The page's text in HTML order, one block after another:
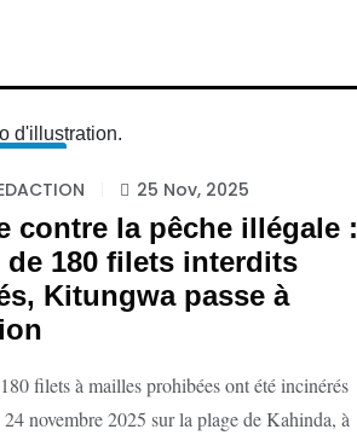
25 Nov, 2025
contre la pêche illégale :
de 180 filets interdits
Kitungwa passe à
filets à mailles prohibées ont été incinérés
novembre 2025 sur la plage de Kahinda, à